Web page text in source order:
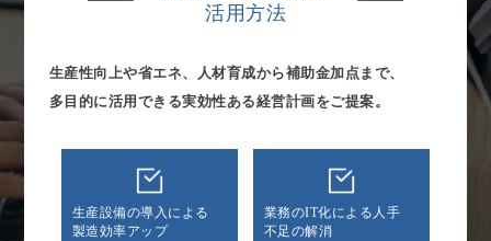
活用方法
生産性向上や省エネ、人材育成から補助金加点まで、
多目的に活用できる実効性ある経営計画をご提案。
生産設備の導入による
製造効率アップ
業務のIT化による人手
不足の解消